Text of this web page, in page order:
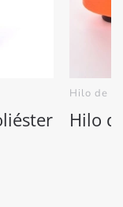
Hilo de
Hilo